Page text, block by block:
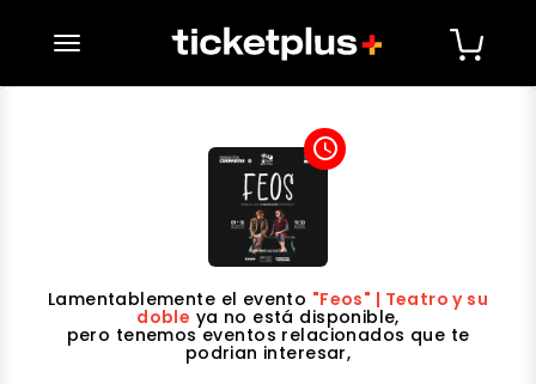
desplegar navegación
access_time
Lamentablemente el evento "Feos" | Teatro y su
doble ya no está disponible,
pero tenemos eventos relacionados que te
podrian interesar,